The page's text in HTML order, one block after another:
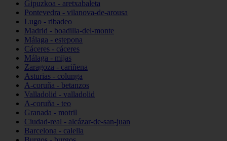
Gipuzkoa - aretxabaleta
Pontevedra - vilanova-de-arousa
Lugo - ribadeo
Madrid - boadilla-del-monte
Málaga - estepona
Cáceres - cáceres
Málaga - mijas
Zaragoza - cariñena
Asturias - colunga
A-coruña - betanzos
Valladolid - valladolid
A-coruña - teo
Granada - motril
Ciudad-real - alcázar-de-san-juan
Barcelona - calella